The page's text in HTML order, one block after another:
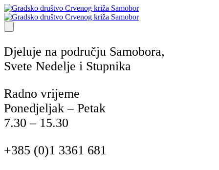
Djeluje na području Samobora,
Svete Nedelje i Stupnika
Radno vrijeme
Ponedjeljak – Petak
7.30 – 15.30
+385 (0)1 3361 681